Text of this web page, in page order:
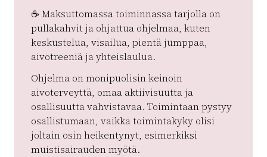
☕️ Maksuttomassa toiminnassa tarjolla on
pullakahvit ja ohjattua ohjelmaa, kuten
keskustelua, visailua, pientä jumppaa,
aivotreeniä ja yhteislaulua.
Ohjelma on monipuolisin keinoin
aivoterveyttä, omaa aktiivisuutta ja
osallisuutta vahvistavaa. Toimintaan pystyy
osallistumaan, vaikka toimintakyky olisi
joltain osin heikentynyt, esimerkiksi
muistisairauden myötä.